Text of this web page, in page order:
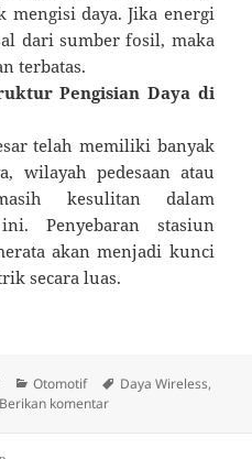
daya. Jika energi
dari sumber fosil, maka
terbatas.
Pengisian Daya di
telah memiliki banyak
wilayah pedesaan atau
kesulitan dalam
Penyebaran stasiun
akan menjadi kunci
secara luas.
Kategori
Otomotif Tag
Daya Wireless,
Berikan komentaruntuk Inovasi Terbaru